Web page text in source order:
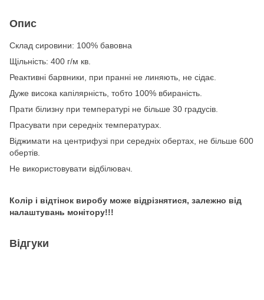
Опис
Склад сировини: 100% бавовна
Щільність: 400 г/м кв.
Реактивні барвники, при пранні не линяють, не сідає.
Дуже висока капілярність, тобто 100% вбираність.
Прати білизну при температурі не більше 30 градусів.
Прасувати при середніх температурах.
Віджимати на центрифузі при середніх обертах, не більше 600
обертів.
Не використовувати відбілювач.
Колір і відтінок виробу може відрізнятися, залежно від
налаштувань монітору!!!
Відгуки